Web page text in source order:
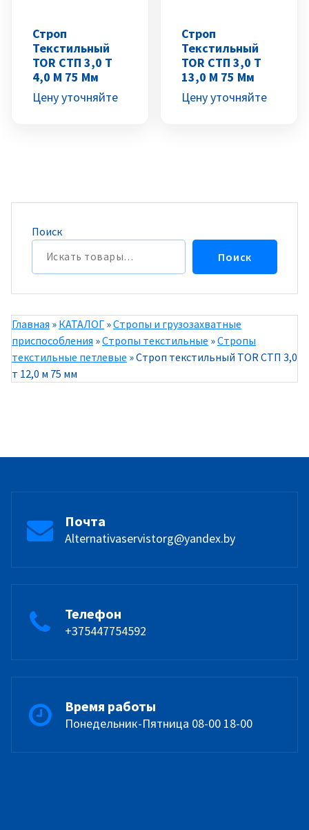
Строп
Текстильный
TOR СТП 3,0 Т
4,0 М 75 Мм
Цену уточняйте
Строп
Текстильный
TOR СТП 3,0 Т
13,0 М 75 Мм
Цену уточняйте
Поиск
Поиск
Главная » КАТАЛОГ »Стропы и грузозахватные
приспособления »Стропы текстильные »Стропы
текстильные петлевые »Строп текстильный TOR СТП 3,0
т 12,0 м 75 мм
Почта
Alternativaservistorg@yandex.by
Телефон
+375447754592
Время работы
Понедельник-Пятница 08-00 18-00